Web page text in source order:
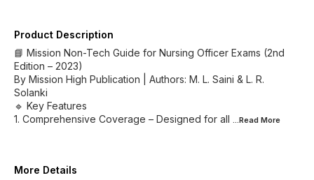
Product Description
📘 Mission Non-Tech Guide for Nursing Officer Exams (2nd
Edition – 2023)
By Mission High Publication | Authors: M. L. Saini & L. R.
Solanki
🔹 Key Features
1. Comprehensive Coverage – Designed for all ...Read More
More Details